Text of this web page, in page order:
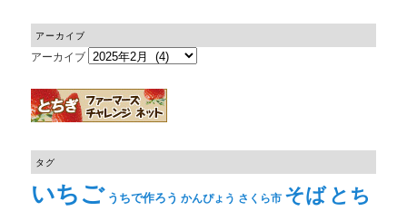
アーカイブ
アーカイブ
タグ
いちご うちで作ろう かんぴょう さくら市 そばとち